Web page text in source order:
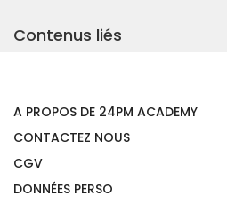
Contenus liés
A PROPOS DE 24PM ACADEMY
CONTACTEZ NOUS
CGV
DONNÉES PERSO